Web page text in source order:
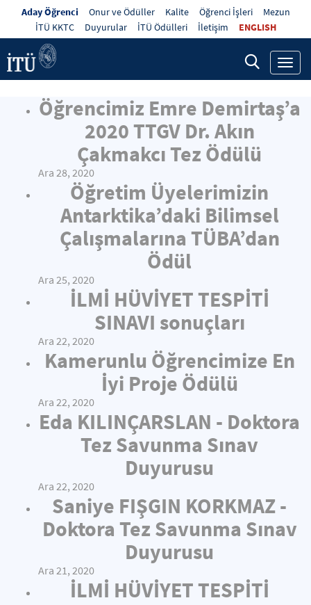
Aday Öğrenci Onur ve Ödüller Kalite Öğrenci İşleri
Mezun
İTÜ KKTC
Duyurular İTÜ Ödülleri İletişim ENGLISH
Öğrencimiz Emre Demirtaş’a
2020 TTGV Dr. Akın
Çakmakcı Tez Ödülü
Ara 28, 2020
Öğretim Üyelerimizin
Antarktika’daki Bilimsel
Çalışmalarına TÜBA’dan
Ödül
Ara 25, 2020
İLMİ HÜVİYET TESPİTİ
SINAVI sonuçları
Ara 22, 2020
Kamerunlu Öğrencimize En
İyi Proje Ödülü
Ara 22, 2020
Eda KILINÇARSLAN - Doktora
Tez Savunma Sınav
Duyurusu
Ara 22, 2020
Saniye FIŞGIN KORKMAZ -
Doktora Tez Savunma Sınav
Duyurusu
Ara 21, 2020
İLMİ HÜVİYET TESPİTİ